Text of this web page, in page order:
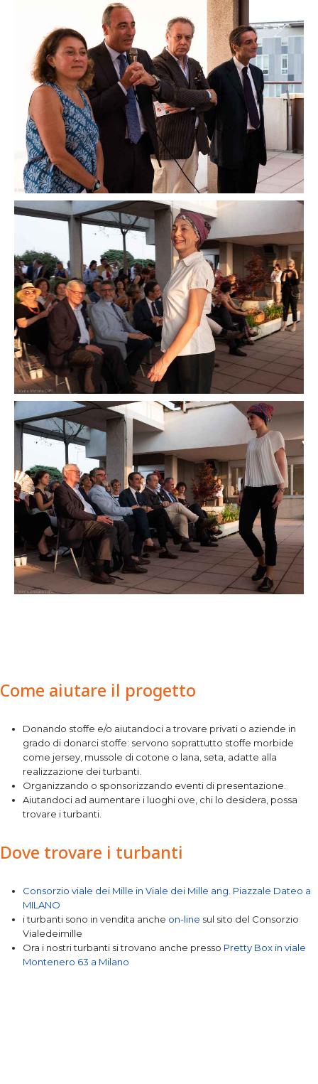
Come aiutare il progetto
Donando stoffe e/o aiutandoci a trovare privati o aziende in
grado di donarci stoffe: servono soprattutto stoffe morbide
come jersey, mussole di cotone o lana, seta, adatte alla
realizzazione dei turbanti.
Organizzando o sponsorizzando eventi di presentazione.
Aiutandoci ad aumentare i luoghi ove, chi lo desidera, possa
trovare i turbanti.
Dove trovare i turbanti
Consorzio viale dei Mille in Viale dei Mille ang. Piazzale Dateo a
MILANO
i turbanti sono in vendita anche on-line sul sito del Consorzio
Vialedeimille
Ora i nostri turbanti si trovano anche presso Pretty Box in viale
Montenero 63 a Milano